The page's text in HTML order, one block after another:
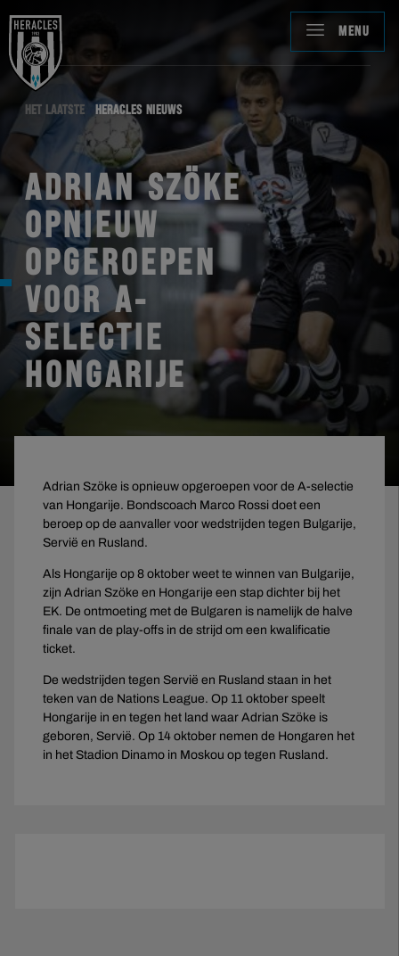
MENU
HET LAATSTE HERACLES NIEUWS
ADRIAN SZÖKE
OPNIEUW
OPGEROEPEN
VOOR A-
SELECTIE
HONGARIJE
Adrian Szöke is opnieuw opgeroepen voor de A-selectie
van Hongarije. Bondscoach Marco Rossi doet een
beroep op de aanvaller voor wedstrijden tegen Bulgarije,
Servië en Rusland.
Als Hongarije op 8 oktober weet te winnen van Bulgarije,
zijn Adrian Szöke en Hongarije een stap dichter bij het
EK. De ontmoeting met de Bulgaren is namelijk de halve
finale van de play-offs in de strijd om een kwalificatie
ticket.
De wedstrijden tegen Servië en Rusland staan in het
teken van de Nations League. Op 11 oktober speelt
Hongarije in en tegen het land waar Adrian Szöke is
geboren, Servië. Op 14 oktober nemen de Hongaren het
in het Stadion Dinamo in Moskou op tegen Rusland.